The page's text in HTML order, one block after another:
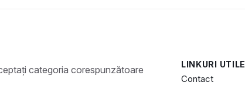
LINKURI UTILE
Contact